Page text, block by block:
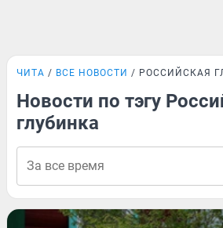
ЧИТА ВСЕ НОВОСТИ РОССИЙСКАЯ
Новости по тэгу
глубинка